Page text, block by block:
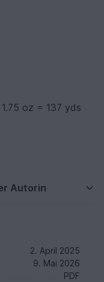
oz = 137 yds
Autorin
2. April 2025
9. Mai 2026
PDF